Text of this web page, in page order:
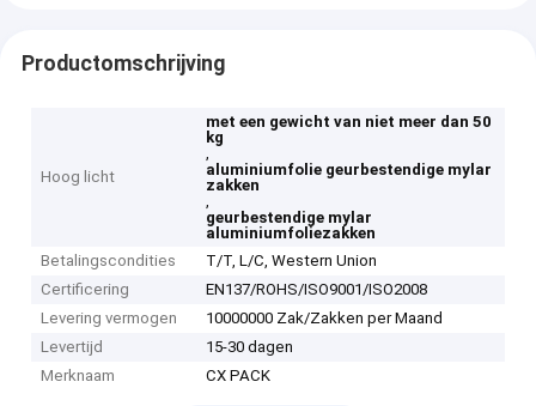
Productomschrijving
Hoog licht
met een gewicht van niet meer dan 50
kg
,
aluminiumfolie geurbestendige mylar
zakken
,
geurbestendige mylar
aluminiumfoliezakken
Betalingscondities
T/T, L/C, Western Union
Certificering
EN137/ROHS/ISO9001/ISO2008
Levering vermogen
10000000 Zak/Zakken per Maand
Levertijd
15-30 dagen
Merknaam
CX PACK